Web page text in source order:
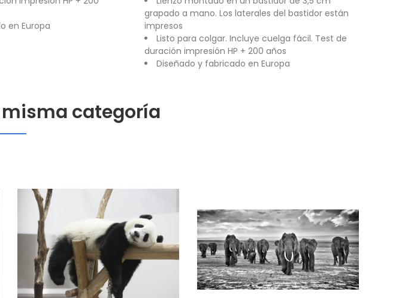
en Europa
grapado a mano. Los laterales del bastidor están
impresos
Listo para colgar. Incluye cuelga fácil. Test de
duración impresión HP + 200 años
Diseñado y fabricado en Europa
categoría